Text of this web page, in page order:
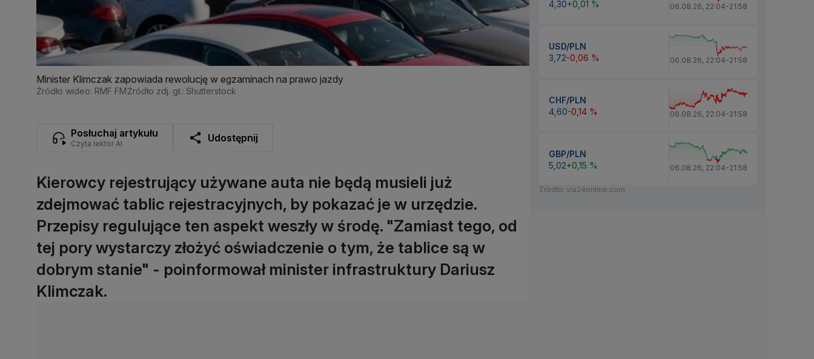
Minister Klimczak zapowiada rewolucję w egzaminach na prawo jazdy
Źródło wideo: RMF FMŹródło zdj. gł.: Shutterstock
Posłuchaj artykułu
Czyta lektor AI Udostępnij
Kierowcy rejestrujący używane auta nie będą musieli już
zdejmować tablic rejestracyjnych, by pokazać je w urzędzie.
Przepisy regulujące ten aspekt weszły w środę. "Zamiast tego, od
tej pory wystarczy złożyć oświadczenie o tym, że tablice są w
dobrym stanie" - poinformował minister infrastruktury Dariusz
Klimczak.
4,30+0,01 % 06.08.26, 22:04-21:58
USD/PLN
3,72-0,06 % 06.08.26, 22:04-21:58
CHF/PLN
4,60-0,14 % 06.08.26, 22:04-21:58
GBP/PLN
5,02+0,15 % 06.08.26, 22:04-21:58
Źródło: via24online.com